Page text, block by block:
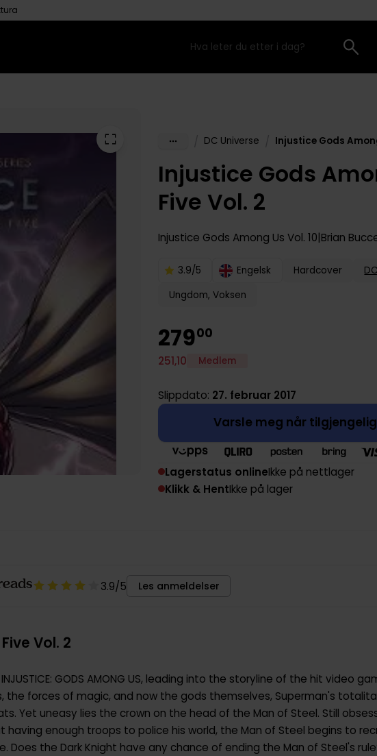
DC Universe Injustice Gods
Injustice Gods
Five Vol. 2
Injustice Gods Among Us Vol. 10 Brian
3.9/5 Engelsk Hardcover
Ungdom, Voksen
27900
251,10 Medlem
Slippdato: 27. februar 2017
Varsle meg når tilgjengelig
Lagerstatus onlineIkke på nettlager
Klikk & HentIkke på lager
3.9/5 Les anmeldelser
Vol. 2
GODS AMONG US, leading into the storyline of the hit video
the forces of magic, and now the gods themselves, Superman's
Yet uneasy lies the crown on the head of the Man of Steel. Still
enough troops to police his world, the Man of Steel begins to
Does the Dark Knight have any chance of ending the Man of Steel's